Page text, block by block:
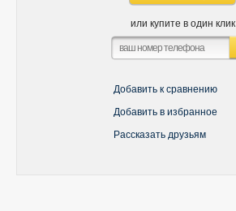
или купите в один клик
Добавить к сравнению
Добавить в избранное
Рассказать друзьям